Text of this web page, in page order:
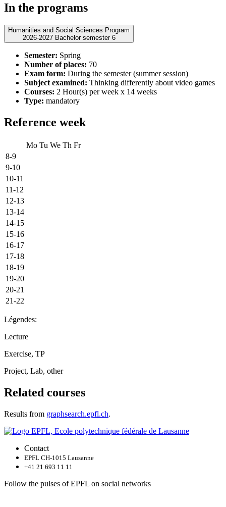
In the programs
Humanities and Social Sciences Program
2026-2027 Bachelor semester 6
Semester: Spring
Number of places: 70
Exam form: During the semester (summer session)
Subject examined: Thinking differently about video games
Courses: 2 Hour(s) per week x 14 weeks
Type: mandatory
Reference week
Mo Tu We Th Fr
8-9
9-10
10-11
11-12
12-13
13-14
14-15
15-16
16-17
17-18
18-19
19-20
20-21
21-22
Légendes:
Lecture
Exercise, TP
Project, Lab, other
Related courses
Results from graphsearch.epfl.ch.
Contact
EPFL CH-1015 Lausanne
+41 21 693 11 11
Follow the pulses of EPFL on social networks